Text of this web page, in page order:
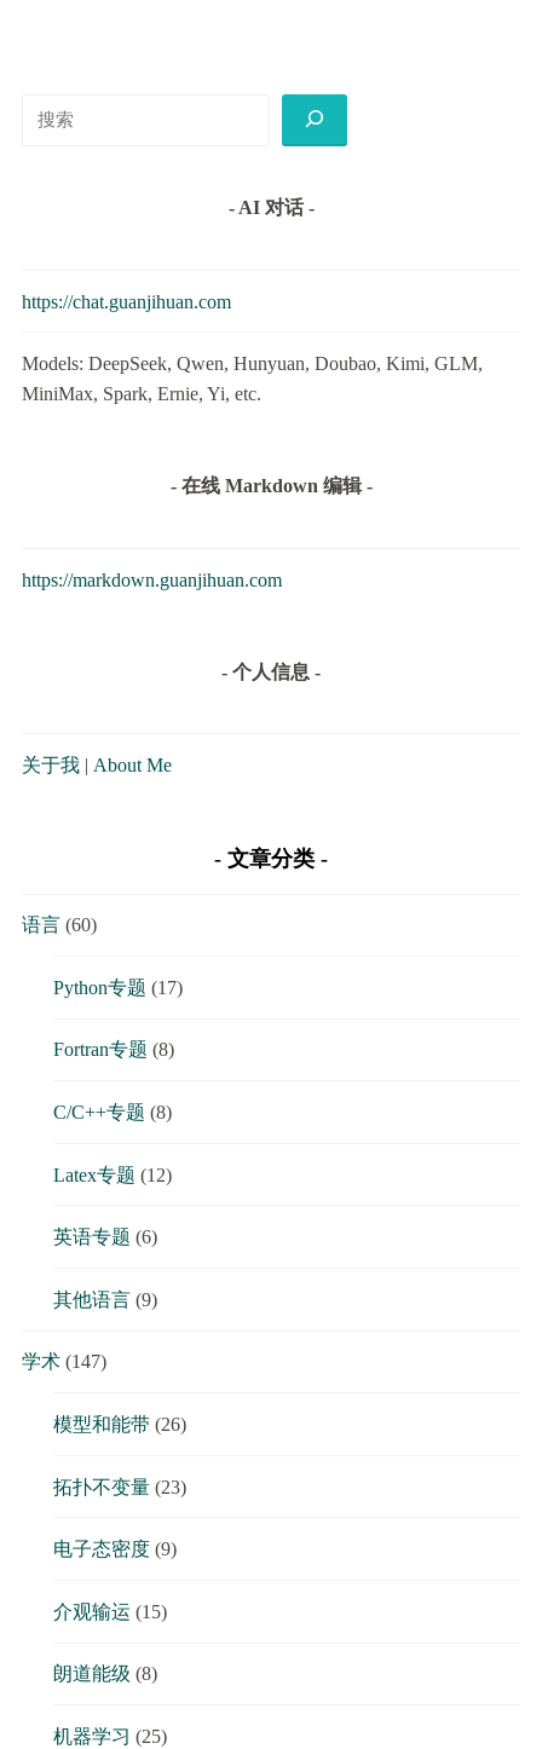
- AI 对话 -
https://chat.guanjihuan.com
Models: DeepSeek, Qwen, Hunyuan, Doubao, Kimi, GLM,
MiniMax, Spark, Ernie, Yi, etc.
- 在线 Markdown 编辑 -
https://markdown.guanjihuan.com
- 个人信息 -
关于我| About Me
文章分类
语言(60)
Python专题 (17)
Fortran专题 (8)
C/C++专题 (8)
Latex专题 (12)
英语专题 (6)
其他语言(9)
学术(147)
模型和能带(26)
拓扑不变量(23)
电子态密度(9)
介观输运 (15)
朗道能级 (8)
机器学习 (25)